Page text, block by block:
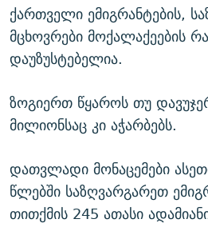
ქართველი ემიგრანტების,
მცხოვრები მოქალაქეების
დაუზუსტებელია.
ზოგიერთ წყაროს თუ
მილიონსაც კი აჭარბებს.
დათვლადი მონაცემები
წლებში საზღვარგარეთ
თითქმის 245 ათასი